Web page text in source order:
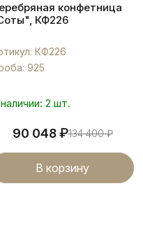
конфетница
КФ226
КФ226
925
2 шт.
90 048₽134 400₽
В корзину